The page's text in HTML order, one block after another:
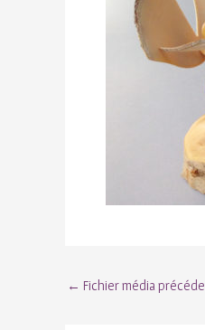
← Fichier média